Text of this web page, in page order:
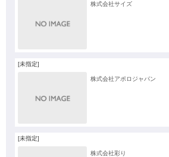
株式会社サイズ
[未指定]
株式会社アポロジャパン
[未指定]
株式会社彩り